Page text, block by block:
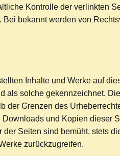
Kontrolle der verlinkten
Bei bekannt werden von
Inhalte und Werke auf
als solche gekennzeichnet.
der Grenzen des
und Kopien dieser
Seiten sind bemüht, stets
zurückzugreifen.